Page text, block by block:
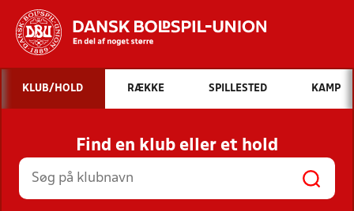
Hvad vil du søge efter?
INDHOLD OG NYHEDER
STILLINGER, RESULTATER, KLUBBER OG
HOLD
KLUB/HOLD RÆKKE SPILLESTED KAMP
Find en klub eller et hold